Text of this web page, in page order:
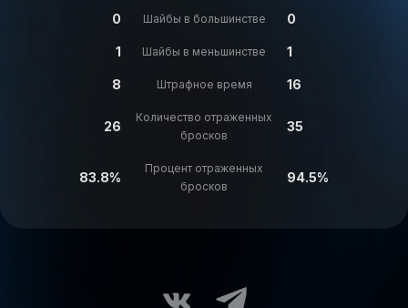
0 Шайбы в большинстве 0
1 Шайбы в меньшинстве 1
8 Штрафное время 16
26
Количество отраженных
бросков
35
83.8%
Процент отраженных
бросков
94.5%